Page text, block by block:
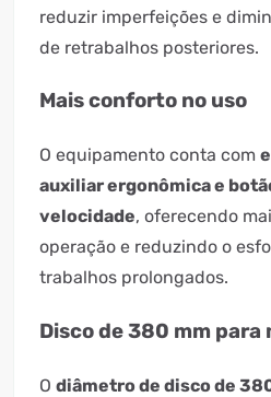
reduzir imperfeições e
de retrabalhos posteriores.
Mais conforto no uso
O equipamento conta com
auxiliar ergonômica e
velocidade, oferecendo
operação e reduzindo o
trabalhos prolongados.
Disco de 380 mm
O diâmetro de disco de